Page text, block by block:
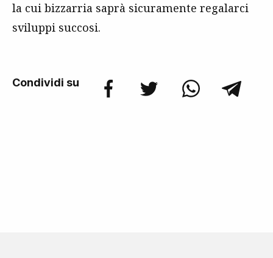
la cui bizzarria saprà sicuramente regalarci
sviluppi succosi.
Condividi su